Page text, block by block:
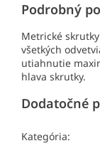
Podrobný
Metrické
všetkých
utiahnutie
hlava skrutky.
Dodatočné
Kategória: